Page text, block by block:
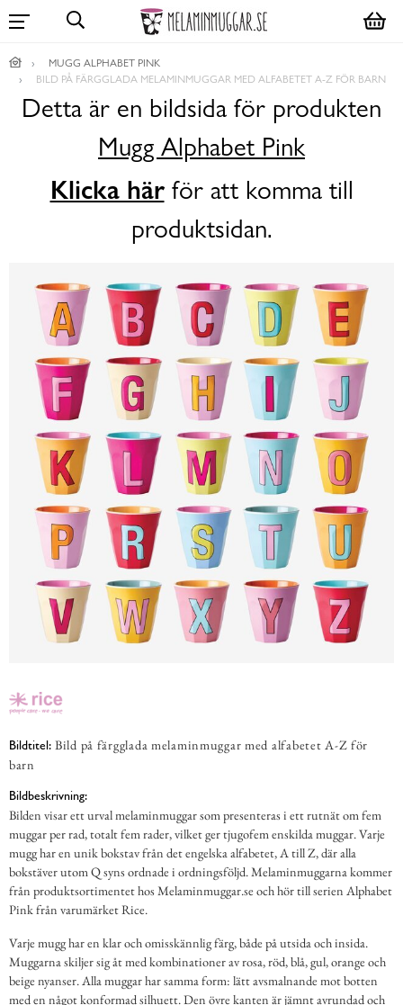
MUGG ALPHABET PINK
BILD PÅ FÄRGGLADA MELAMINMUGGAR MED ALFABETET A-Z FÖR BARN
Detta är en bildsida för produkten
Mugg Alphabet Pink
Klicka härför att komma till
produktsidan.
Bildtitel: Bild på färgglada melaminmuggar med alfabetet A-Z för
barn
Bildbeskrivning:
Bilden visar ett urval melaminmuggar som presenteras i ett rutnät om fem
muggar per rad, totalt fem rader, vilket ger tjugofem enskilda muggar. Varje
mugg har en unik bokstav från det engelska alfabetet, A till Z, där alla
bokstäver utom Q syns ordnade i ordningsföljd. Melaminmuggarna kommer
från produktsortimentet hos Melaminmuggar.se och hör till serien Alphabet
Pink från varumärket Rice.
Varje mugg har en klar och omisskännlig färg, både på utsida och insida.
Muggarna skiljer sig åt med kombinationer av rosa, röd, blå, gul, orange och
beige nyanser. Alla muggar har samma form: lätt avsmalnande mot botten
med en något konformad silhuett. Den övre kanten är jämnt avrundad och